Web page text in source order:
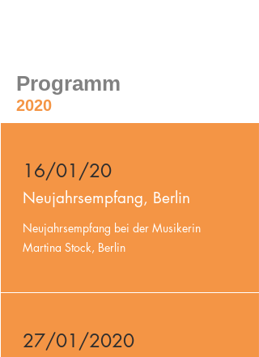
Programm
2020
16/01/20
Neujahrsempfang, Berlin
Neujahrsempfang bei der Musikerin
Martina Stock, Berlin
27/01/2020